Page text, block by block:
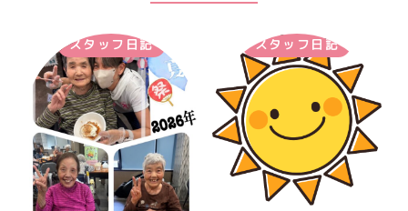
スタッフ日記 スタッフ日記